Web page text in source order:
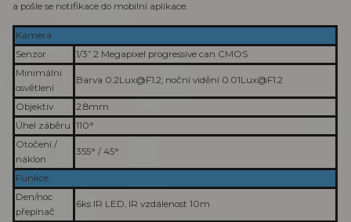
a pošle se notifikace do mobilní aplikace.
Kamera
Senzor
1/3” 2 Megapixel progressive can CMOS
Minimální
osvětlení
Barva 0.2Lux@F1.2; noční vidění 0.01Lux@F1.2
Objektiv
2.8mm
Úhel záběru
110°
Otočení /
náklon
355° / 45°
Funkce
Den/noc
přepínač
6ks IR LED, IR vzdálenost 10m